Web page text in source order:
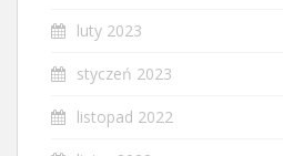
luty 2023
styczeń 2023
listopad 2022